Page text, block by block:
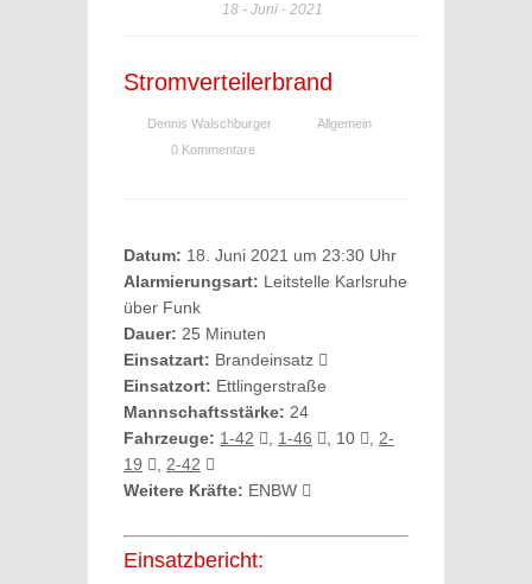
18 Juni 2021
Stromverteilerbrand
Dennis Walschburger
Allgemein
0 Kommentare
Datum: 18. Juni 2021 um 23:30 Uhr
Alarmierungsart: Leitstelle Karlsruhe
über Funk
Dauer: 25 Minuten
Einsatzart: Brandeinsatz
Einsatzort: Ettlingerstraße
Mannschaftsstärke: 24
Fahrzeuge: 1-42 1-46 , 10
2-
19
2-42
Weitere Kräfte: ENBW
Einsatzbericht: